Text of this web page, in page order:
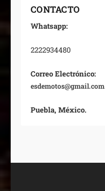
CONTACTO
Whatsapp:
2222934480
Correo Electrónico:
esdemotos@gmail.com
Puebla, México.